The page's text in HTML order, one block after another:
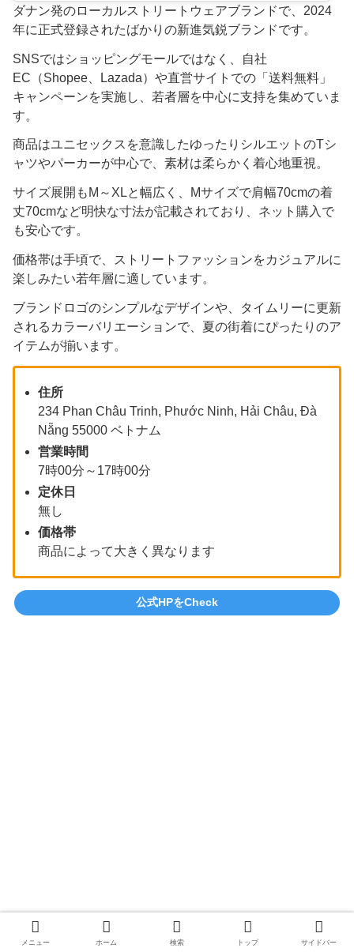
ダナン発のローカルストリートウェアブランドで、2024
年に正式登録されたばかりの新進気鋭ブランドです。
SNSではショッピングモールではなく、自社
EC（Shopee、Lazada）や直営サイトでの「送料無料」
キャンペーンを実施し、若者層を中心に支持を集めていま
す。
商品はユニセックスを意識したゆったりシルエットのTシ
ャツやパーカーが中心で、素材は柔らかく着心地重視。
サイズ展開もM～XLと幅広く、Mサイズで肩幅70cmの着
丈70cmなど明快な寸法が記載されており、ネット購入で
も安心です。
価格帯は手頃で、ストリートファッションをカジュアルに
楽しみたい若年層に適しています。
ブランドロゴのシンプルなデザインや、タイムリーに更新
されるカラーバリエーションで、夏の街着にぴったりのア
イテムが揃います。
住所
234 Phan Châu Trinh, Phước Ninh, Hải Châu, Đà
Nẵng 55000 ベトナム
営業時間
7時00分～17時00分
定休日
無し
価格帯
商品によって大きく異なります
公式HPをCheck
XONXEN – HỆ THỐNG THỜI TRANG NỮ
メニュー ホーム 検索 トップ サイドバー